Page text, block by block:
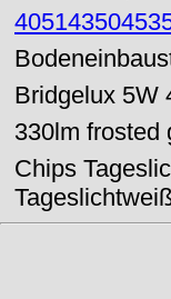
Bridgelux 5W
330lm frosted
Chips